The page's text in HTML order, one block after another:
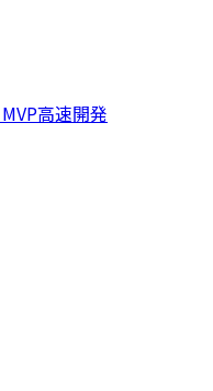
高速開発